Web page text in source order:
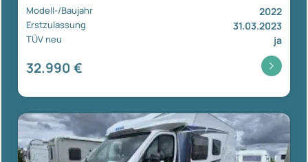
Modell-/Baujahr 2022
Erstzulassung 31.03.2023
TÜV neu ja
32.990 €